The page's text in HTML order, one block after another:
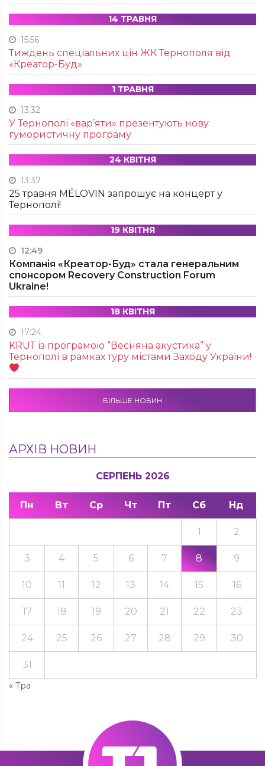
14 ТРАВНЯ
15:56
Тиждень спеціальних цін ЖК Тернополя від
«Креатор-Буд»
1 ТРАВНЯ
13:32
У Тернополі «вар’яти» презентують нову
гумористичну програму
24 КВІТНЯ
13:37
25 травня MÉLOVIN запрошує на концерт у
Тернополі!
19 КВІТНЯ
12:49
Компанія «Креатор-Буд» стала генеральним
спонсором Recovery Construction Forum
Ukraine!
18 КВІТНЯ
17:24
KRUТ із програмою “Весняна акустика” у
Тернополі в рамках туру містами Заходу України!
БІЛЬШЕ НОВИН
АРХІВ НОВИН
СЕРПЕНЬ 2026
Пн Вт Ср Чт Пт Сб Нд
« Тра
1 2
3 4 5 6 7 8 9
10 11 12 13 14 15 16
17 18 19 20 21 22 23
24 25 26 27 28 29 30
31